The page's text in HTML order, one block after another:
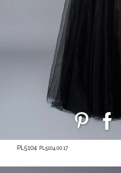
PL5104 PL5104.00.17